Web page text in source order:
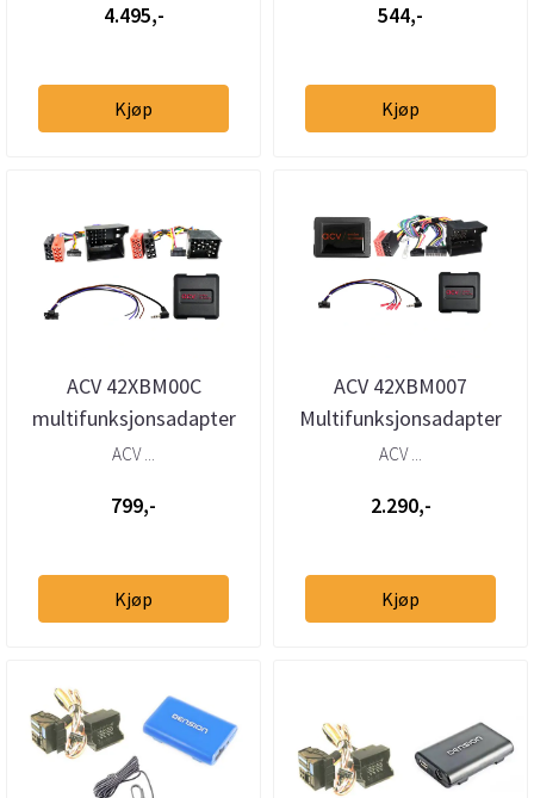
4.495,-
Kjøp
544,-
Kjøp
ACV 42XBM00C
multifunksjonsadapter
BMW (1994–2010) med
ACV ...
799,-
Kjøp
ACV 42XBM007
Multifunksjonsadapter
BMW (2000-2008)
ACV ...
2.290,-
Kjøp